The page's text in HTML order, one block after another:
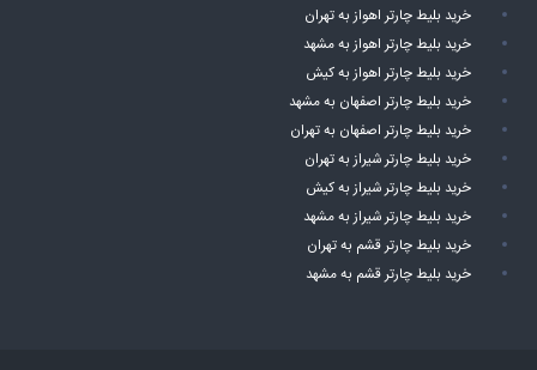
خرید بلیط چارتر اهواز به تهران
خرید بلیط چارتر اهواز به مشهد
خرید بلیط چارتر اهواز به کیش
خرید بلیط چارتر اصفهان به مشهد
خرید بلیط چارتر اصفهان به تهران
خرید بلیط چارتر شیراز به تهران
خرید بلیط چارتر شیراز به کیش
خرید بلیط چارتر شیراز به مشهد
خرید بلیط چارتر قشم به تهران
خرید بلیط چارتر قشم به مشهد